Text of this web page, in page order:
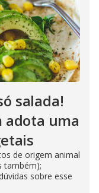
salada!
adota uma
de origem animal
também);
sobre esse